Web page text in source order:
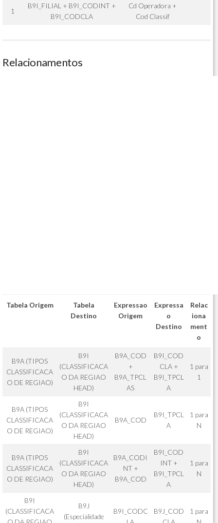
1
B9I_FILIAL + B9I_CODINT +
B9I_CODCLA
Cd Operadora +
Cod Classif
Relacionamentos
Tabela Origem
Tabela
Destino
Expressao
Origem
Expressa
o
Destino
Relac
iona
ment
o
B9A (TIPOS
CLASSIFICACA
O DE REGIAO)
B9I
(CLASSIFICACA
O DA REGIAO
HEAD)
B9A_COD
+
B9A_TPCL
AS
B9I_COD
CLA +
B9I_TPCL
A
1 para
1
B9A (TIPOS
CLASSIFICACA
O DE REGIAO)
B9I
(CLASSIFICACA
O DA REGIAO
HEAD)
B9A_COD
B9I_TPCL
A
1 para
N
B9A (TIPOS
CLASSIFICACA
O DE REGIAO)
B9I
(CLASSIFICACA
O DA REGIAO
HEAD)
B9A_CODI
NT +
B9A_COD
B9I_COD
INT +
B9I_TPCL
A
1 para
N
B9I
(CLASSIFICACA
B9J
(Especialidade
B9I_CODC
B9J_COD
1 para